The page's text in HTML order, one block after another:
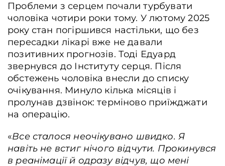
Проблеми з серцем почали турбувати
чоловіка чотири роки тому. У лютому 2025
року стан погіршився настільки, що без
пересадки лікарі вже не давали
позитивних прогнозів. Тоді Едуард
звернувся до Інституту серця. Після
обстежень чоловіка внесли до списку
очікування. Минуло кілька місяців і
пролунав дзвінок: терміново приїжджати
на операцію.
«Все сталося неочікувано швидко. Я
навіть не встиг нічого відчути. Прокинувся
в реанімації й одразу відчув, що мені